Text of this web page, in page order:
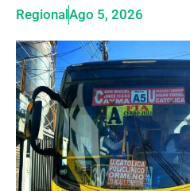
RegionalAgo 5, 2026